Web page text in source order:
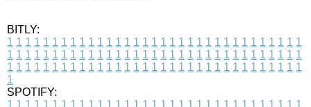
BITLY:
1 1 1 1 1 1 1 1 1 1 1 1 1 1 1 1 1 1 1 1 1 1 1 1 1 1 1 1 1 1 1 1 1
1 1 1 1 1 1 1 1 1 1 1 1 1 1 1 1 1 1 1 1 1 1 1 1 1 1 1 1 1 1 1 1 1
1 1 1 1 1 1 1 1 1 1 1 1 1 1 1 1 1 1 1 1 1 1 1 1 1 1 1 1 1 1 1 1 1
1
SPOTIFY:
1 1 1 1 1 1 1 1 1 1 1 1 1 1 1 1 1 1 1 1 1 1 1 1 1 1 1 1 1 1 1 1 1